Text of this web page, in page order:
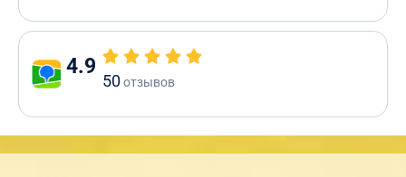
4.9
50отзывов